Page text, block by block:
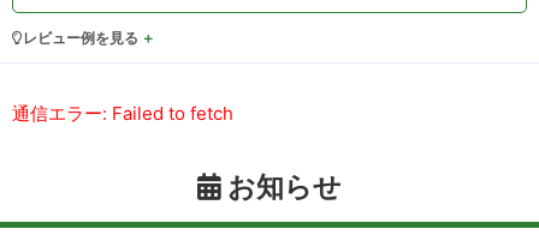
レビュー例を見る
通信エラー: Failed to fetch
お知らせ